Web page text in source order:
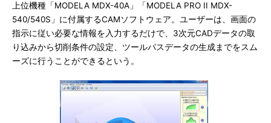
上位機種「MODELA MDX-40A」「MODELA PRO II MDX-
540/540S」に付属するCAMソフトウェア。ユーザーは、画面の
指示に従い必要な情報を入力するだけで、3次元CADデータの取
り込みから切削条件の設定、ツールパスデータの生成までをスム
ーズに行うことができるという。